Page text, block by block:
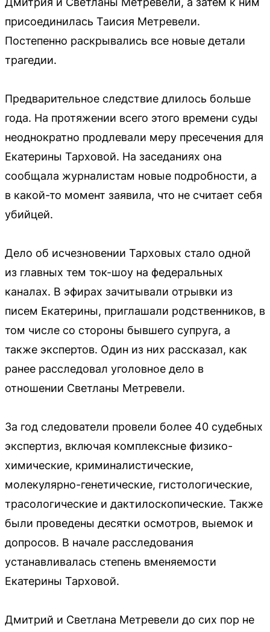
присоединилась Таисия Метревели.
Постепенно раскрывались все новые детали
трагедии.
Предварительное следствие длилось больше
года. На протяжении всего этого времени суды
неоднократно продлевали меру пресечения для
Екатерины Тарховой. На заседаниях она
сообщала журналистам новые подробности, а
в какой-то момент заявила, что не считает себя
убийцей.
Дело об исчезновении Тарховых стало одной
из главных тем ток-шоу на федеральных
каналах. В эфирах зачитывали отрывки из
писем Екатерины, приглашали родственников, в
том числе со стороны бывшего супруга, а
также экспертов. Один из них рассказал, как
ранее расследовал уголовное дело в
отношении Светланы Метревели.
За год следователи провели более 40 судебных
экспертиз, включая комплексные физико-
химические, криминалистические,
молекулярно-генетические, гистологические,
трасологические и дактилоскопические. Также
были проведены десятки осмотров, выемок и
допросов. В начале расследования
устанавливалась степень вменяемости
Екатерины Тарховой.
Дмитрий и Светлана Метревели до сих пор не